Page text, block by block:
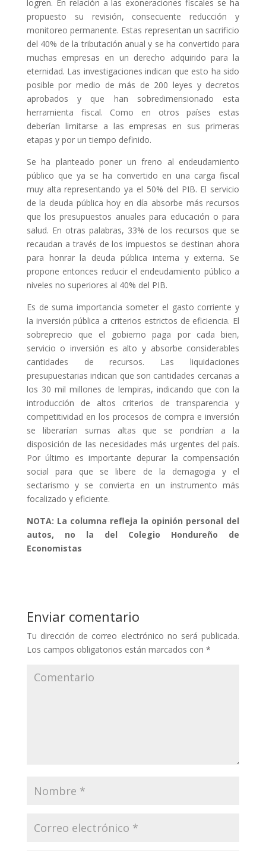
logren. En relación a las exoneraciones fiscales se ha
propuesto su revisión, consecuente reducción y
monitoreo permanente. Estas representan un sacrificio
del 40% de la tributación anual y se ha convertido para
muchas empresas en un derecho adquirido para la
eternidad. Las investigaciones indican que esto ha sido
posible por medio de más de 200 leyes y decretos
aprobados y que han sobredimensionado esta
herramienta fiscal. Como en otros países estas
deberían limitarse a las empresas en sus primeras
etapas y por un tiempo definido.
Se ha planteado poner un freno al endeudamiento
público que ya se ha convertido en una carga fiscal
muy alta representando ya el 50% del PIB. El servicio
de la deuda pública hoy en día absorbe más recursos
que los presupuestos anuales para educación o para
salud. En otras palabras, 33% de los recursos que se
recaudan a través de los impuestos se destinan ahora
para honrar la deuda pública interna y externa. Se
propone entonces reducir el endeudamiento público a
niveles no superiores al 40% del PIB.
Es de suma importancia someter el gasto corriente y
la inversión pública a criterios estrictos de eficiencia. El
sobreprecio que el gobierno paga por cada bien,
servicio o inversión es alto y absorbe considerables
cantidades de recursos. Las liquidaciones
presupuestarias indican que son cantidades cercanas a
los 30 mil millones de lempiras, indicando que con la
introducción de altos criterios de transparencia y
competitividad en los procesos de compra e inversión
se liberarían sumas altas que se pondrían a la
disposición de las necesidades más urgentes del país.
Por último es importante depurar la compensación
social para que se libere de la demagogia y el
sectarismo y se convierta en un instrumento más
focalizado y eficiente.
NOTA: La columna refleja la opinión personal del
autos, no la del Colegio Hondureño de
Economistas
Enviar comentario
Tu dirección de correo electrónico no será publicada.
Los campos obligatorios están marcados con *